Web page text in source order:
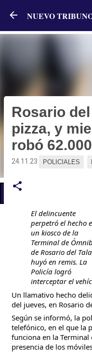
Ir al
NUEVO
📢 LO ÚLTIMO
Rosario
pizza, y
robó
24.11.23 POLICIALES
El delincuente
perpetró el hecho
un kiosco de la
Terminal de
de Rosario del
huyó en remis. La
Policía logró
interceptar el
Un llamativo hecho
del jueves, en Rosario
Según se informó, la
telefónico, en el que la
funciona en la
presencia de los